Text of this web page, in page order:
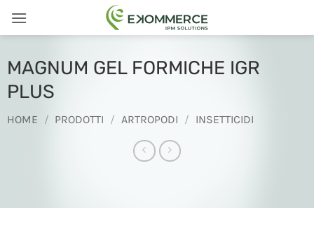
MAGNUM GEL FORMICHE IGR
PLUS
HOME / PRODOTTI / ARTROPODI / INSETTICIDI